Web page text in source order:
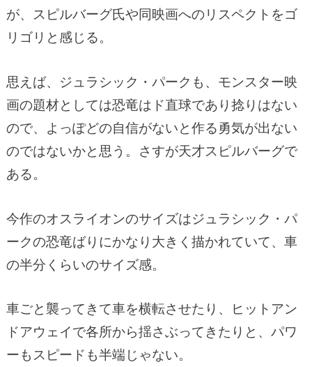
が、スピルバーグ氏や同映画へのリスペクトをゴ
リゴリと感じる。
思えば、ジュラシック・パークも、モンスター映
画の題材としては恐竜はド直球であり捻りはない
ので、よっぽどの自信がないと作る勇気が出ない
のではないかと思う。さすが天才スピルバーグで
ある。
今作のオスライオンのサイズはジュラシック・パ
ークの恐竜ばりにかなり大きく描かれていて、車
の半分くらいのサイズ感。
車ごと襲ってきて車を横転させたり、ヒットアン
ドアウェイで各所から揺さぶってきたりと、パワ
ーもスピードも半端じゃない。